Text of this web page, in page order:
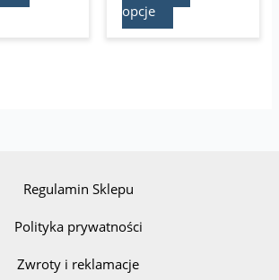
opcje
Regulamin Sklepu
Polityka prywatności
Zwroty i reklamacje